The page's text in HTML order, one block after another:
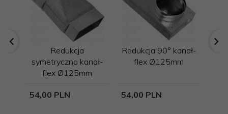
Redukcja
symetryczna kanał-
flex Ø125mm
54,00 PLN
Redukcja 90° kanał-
flex Ø125mm
54,00 PLN